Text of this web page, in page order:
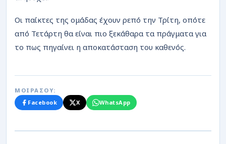
Οι παίκτες της ομάδας έχουν ρεπό την Τρίτη, οπότε
από Τετάρτη θα είναι πιο ξεκάθαρα τα πράγματα για
το πως πηγαίνει η αποκατάσταση του καθενός.
ΜΟΙΡΑΣΟΥ:
Facebook
X WhatsApp